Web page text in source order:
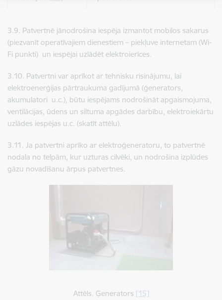
3.9. ​​​​​​​Patvertnē jānodrošina iespēja izmantot mobilos sakarus
(piezvanīt operatīvajiem dienestiem – piekļuve internetam (Wi-
Fi punkti) un iespējai uzlādēt elektroierīces.
3.10. ​​​​​​​Patvertni var aprīkot ar tehnisku risinājumu, lai
elektroenerģijas pārtraukuma gadījumā (ģenerators,
akumulatori u.c.), būtu iespējams nodrošināt apgaismojuma,
ventilācijas, ūdens un siltuma apgādes darbību, elektroiekārtu
uzlādes iespējas u.c. (skatīt attēlu).
3.11. ​​​​​​​ Ja patvertni aprīko ar elektroģeneratoru, to patvertnē
nodala no telpām, kur uzturas cilvēki, un nodrošina izplūdes
gāzu novadīšanu ārpus patvertnes.
Attēls. Ģenerators [15]